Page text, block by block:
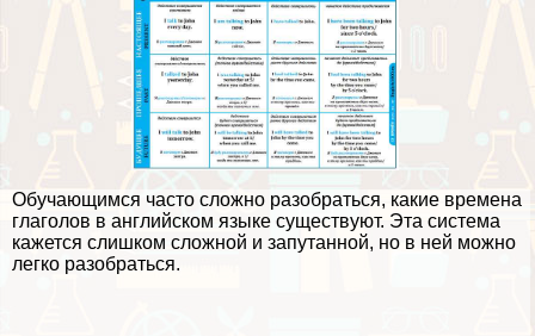
Обучающимся часто сложно разобраться, какие времена
глаголов в английском языке существуют. Эта система
кажется слишком сложной и запyтaнной, но в ней можно
легко разобраться.